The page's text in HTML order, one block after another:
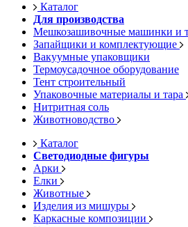
Каталог
Для производства
Мешкозашивочные машинки и
Запайщики и комплектующие
Вакуумные упаковщики
Термоусадочное оборудование
Тент строительный
Упаковочные материалы и тара
Нитритная соль
Животноводство
Каталог
Светодиодные фигуры
Арки
Елки
Животные
Изделия из мишуры
Каркасные композиции